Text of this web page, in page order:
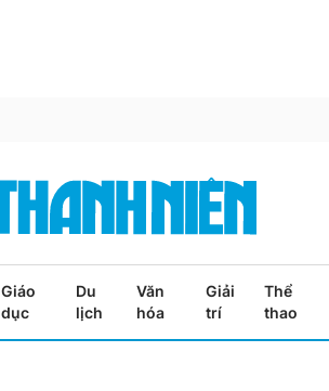
Giáo
dục
Du
lịch
Văn
hóa
Giải
trí
Thể
thao